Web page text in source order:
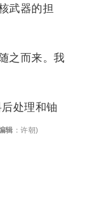
武器的担
之而来。我
处理和铀
辑 ： 许朝)